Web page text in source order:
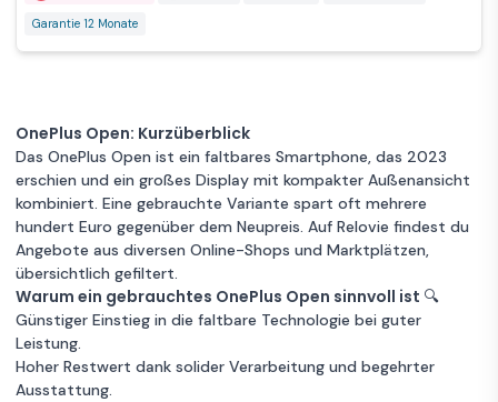
Garantie 12 Monate
OnePlus Open: Kurzüberblick
Das OnePlus Open ist ein faltbares Smartphone, das 2023
erschien und ein großes Display mit kompakter Außenansicht
kombiniert. Eine gebrauchte Variante spart oft mehrere
hundert Euro gegenüber dem Neupreis. Auf Relovie findest du
Angebote aus diversen Online-Shops und Marktplätzen,
übersichtlich gefiltert.
Warum ein gebrauchtes OnePlus Open sinnvoll ist 🔍
Günstiger Einstieg in die faltbare Technologie bei guter
Leistung.
Hoher Restwert dank solider Verarbeitung und begehrter
Ausstattung.